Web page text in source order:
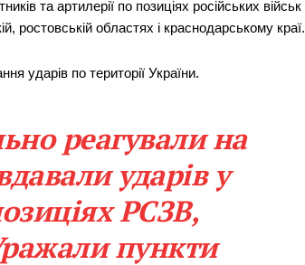
та артилерії по позиціях російських військ
ростовській областях і краснодарському краї.
ударів по території України.
реагували на
ударів у
РСЗВ,
пункти